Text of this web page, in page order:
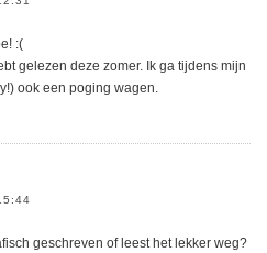
:(
gelezen deze zomer. Ik ga tijdens mijn
ook een poging wagen.
geschreven of leest het lekker weg?